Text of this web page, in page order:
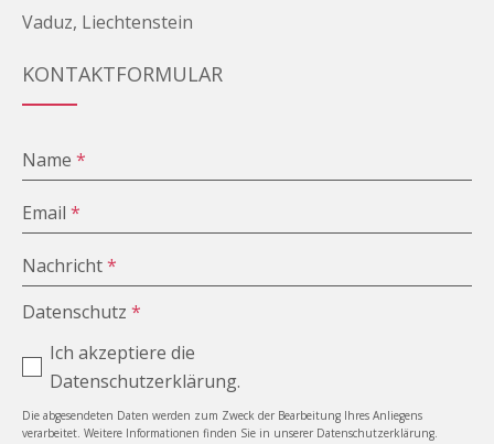
Vaduz, Liechtenstein
KONTAKTFORMULAR
Name*
Email*
Nachricht*
Datenschutz*
Ich akzeptiere die
Datenschutzerklärung.
Die abgesendeten Daten werden zum Zweck der Bearbeitung Ihres Anliegens
verarbeitet. Weitere Informationen finden Sie in unserer Datenschutzerklärung.